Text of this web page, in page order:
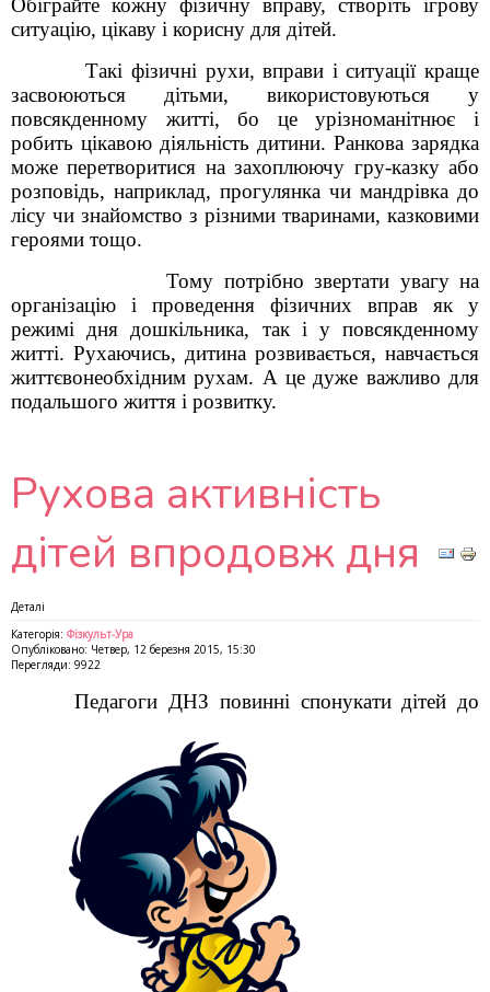
Обіграйте кожну фізичну вправу, створіть ігрову
ситуацію, цікаву і корисну для дітей.
Такі фізичні рухи, вправи і ситуації краще
засвоюються дітьми, використовуються у
повсякденному житті, бо це урізноманітнює і
робить цікавою діяльність дитини. Ранкова зарядка
може перетворитися на захоплюючу гру-казку або
розповідь, наприклад, прогулянка чи мандрівка до
лісу чи знайомство з різними тваринами, казковими
героями тощо.
Тому потрібно звертати увагу на
організацію і проведення фізичних вправ як у
режимі дня дошкільника, так і у повсякденному
житті. Рухаючись, дитина розвивається, навчається
життєвонеобхідним рухам. А це дуже важливо для
подальшого життя і розвитку.
Рухова активність
дітей впродовж дня
Деталі
Категорія: Фізкульт-Ура
Опубліковано: Четвер, 12 березня 2015, 15:30
Перегляди: 9922
Педагоги ДНЗ повинні спонукати дітей до